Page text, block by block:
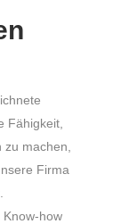
Fähigkeit,
machen,
Firma
how